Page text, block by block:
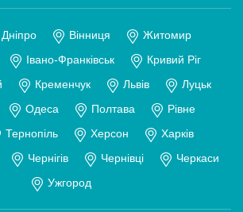
Дніпро Вінниця
Житомир
Івано-Франківськ
Кривий Ріг
Кременчук Львів
Луцьк
Одеса Полтава
Рівне
Тернопіль Херсон
Харків
Чернігів Чернівці
Черкаси
Ужгород